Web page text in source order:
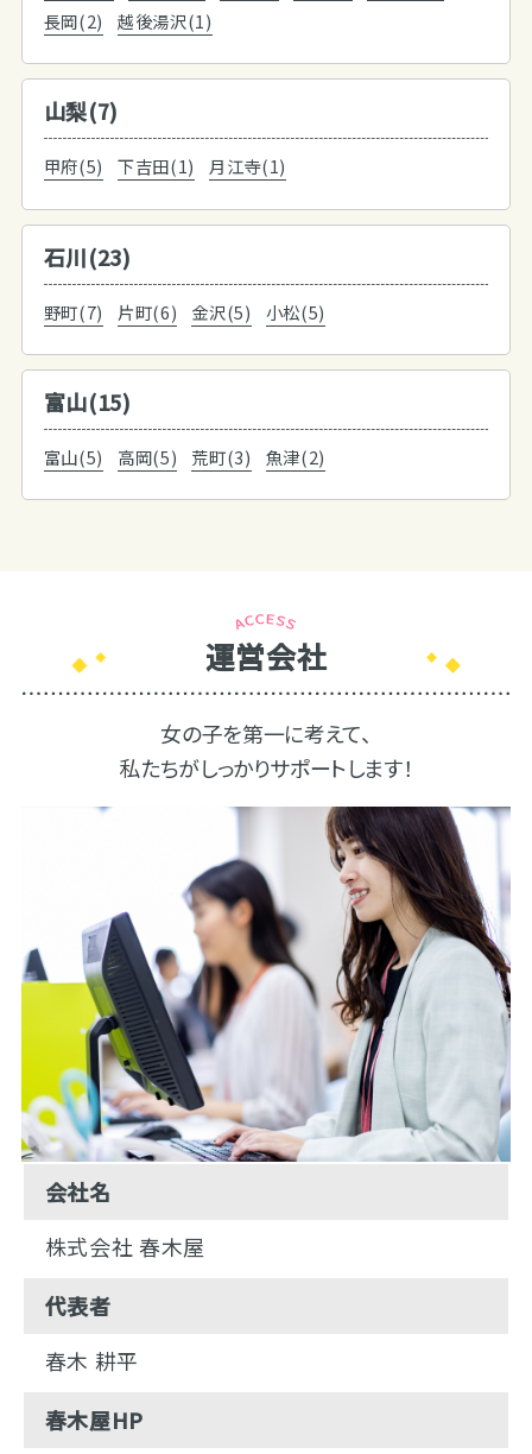
長岡(2)
越後湯沢(1)
山梨(7)
甲府(5) 下吉田(1) 月江寺(1)
石川(23)
野町(7) 片町(6) 金沢(5) 小松(5)
富山(15)
富山(5) 高岡(5) 荒町(3) 魚津(2)
運営会社
女の子を第一に考えて、
私たちがしっかりサポートします！
会社名
株式会社 春木屋
代表者
春木 耕平
春木屋HP